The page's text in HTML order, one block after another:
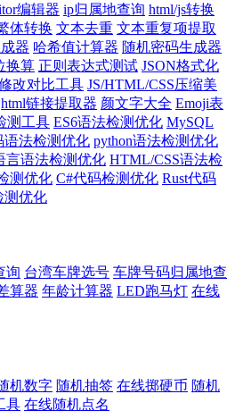
编辑器 ip归属地查询 html/js转换
体转换 文本去重 文本重复项提取
器 哈希值计算器 随机密码生成器
换算 正则表达式测试 JSON格式化
改对比工具 JS/HTML/CSS压缩美
html链接提取器 颜文字大全 Emoji表
测工具 ES6语法检测优化 MySQL
语法检测优化 python语法检测优化
言语法检测优化 HTML/CSS语法检
测优化 C#代码检测优化 Rust代码
测优化
询 台湾车牌选号 车牌号码归属地查
算器 年龄计算器 LED跑马灯 在线
机数字 随机抽签 在线掷硬币 随机
具 在线随机点名